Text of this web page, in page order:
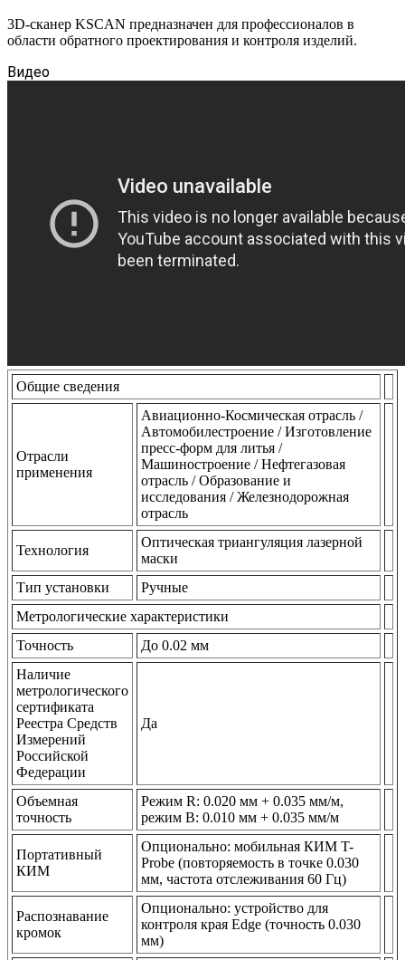
3D-сканер KSCAN предназначен для профессионалов в
области обратного проектирования и контроля изделий.
Видео
Общие сведения
Отрасли
применения
Авиационно-Космическая отрасль /
Автомобилестроение / Изготовление
пресс-форм для литья /
Машиностроение / Нефтегазовая
отрасль / Образование и
исследования / Железнодорожная
отрасль
Технология
Оптическая триангуляция лазерной
маски
Тип установки
Ручные
Метрологические характеристики
Точность
До 0.02 мм
Наличие
метрологического
сертификата
Реестра Средств
Измерений
Российской
Федерации
Да
Объемная
точность
Режим R: 0.020 мм + 0.035 мм/м,
режим B: 0.010 мм + 0.035 мм/м
Портативный
КИМ
Опционально: мобильная КИМ T-
Probe (повторяемость в точке 0.030
мм, частота отслеживания 60 Гц)
Распознавание
кромок
Опционально: устройство для
контроля края Edge (точность 0.030
мм)